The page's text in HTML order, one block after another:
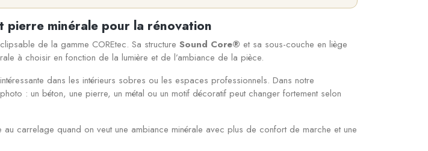
pierre minérale pour la rénovation
de la gamme COREtec. Sa structure Sound Core® et sa sous-couche en liège
à choisir en fonction de la lumière et de l’ambiance de la pièce.
dans les intérieurs sobres ou les espaces professionnels. Dans notre
: un béton, une pierre, un métal ou un motif décoratif peut changer fortement selon
au carrelage quand on veut une ambiance minérale avec plus de confort de marche et une